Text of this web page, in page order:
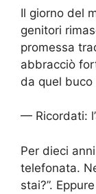
Il giorno del
genitori
promessa
abbracciò
da quel buco
— Ricordati:
Per dieci
telefonata.
stai?”.